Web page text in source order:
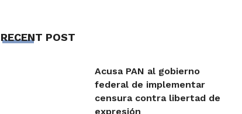
RECENT POST
Acusa PAN al gobierno
federal de implementar
censura contra libertad de
expresión